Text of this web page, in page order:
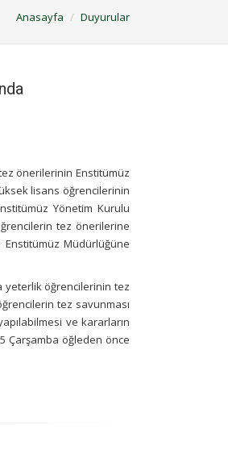
Anasayfa Duyurular
önerilerinin Enstitümüz
lisans öğrencilerinin
Yönetim Kurulu
tez önerilerine
Müdürlüğüne
öğrencilerinin tez
tez savunması
ve kararların
Çarşamba öğleden önce